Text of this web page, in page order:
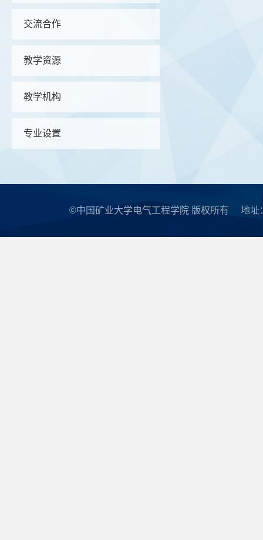
交流合作
教学资源
教学机构
专业设置
©中国矿业大学电气工程学院 版权所有 地址